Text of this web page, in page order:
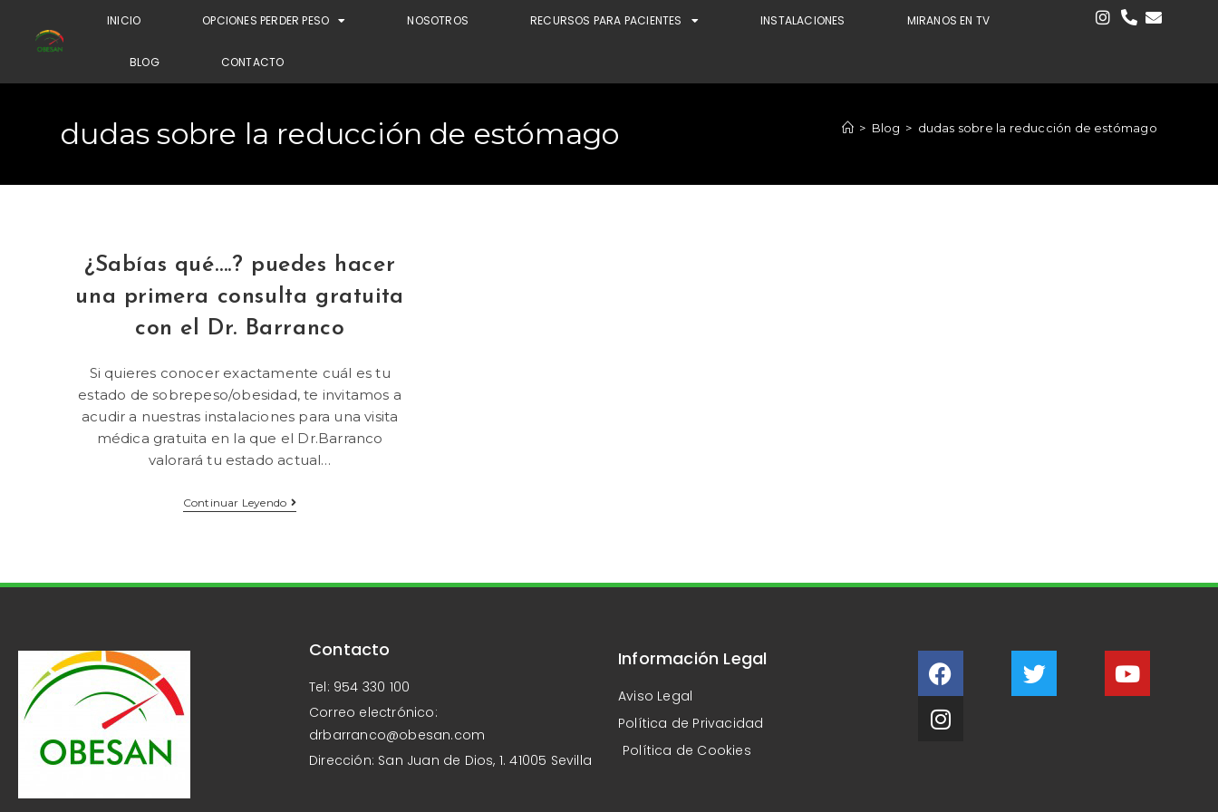
INICIO OPCIONES PERDER PESO NOSOTROS RECURSOS PARA PACIENTES INSTALACIONES MIRANOS EN TV
BLOG CONTACTO
dudas sobre la reducción de estómago > Blog > dudas sobre la reducción de estómago
¿Sabías qué….? puedes hacer
una primera consulta gratuita
con el Dr. Barranco
Si quieres conocer exactamente cuál es tu
estado de sobrepeso/obesidad, te invitamos a
acudir a nuestras instalaciones para una visita
médica gratuita en la que el Dr.Barranco
valorará tu estado actual…
Continuar Leyendo
Contacto
Tel: 954 330 100
Correo electrónico:
drbarranco@obesan.com
Dirección: San Juan de Dios, 1. 41005 Sevilla
Información Legal
Aviso Legal
Política de Privacidad
Política de Cookies